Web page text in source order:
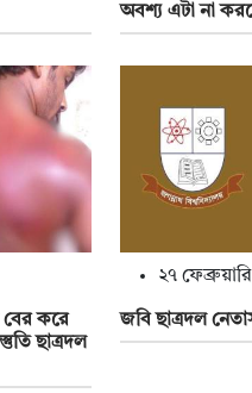
অবশ্য এটা না
করে
ছাত্রদল
২৭
জবি ছাত্রদল